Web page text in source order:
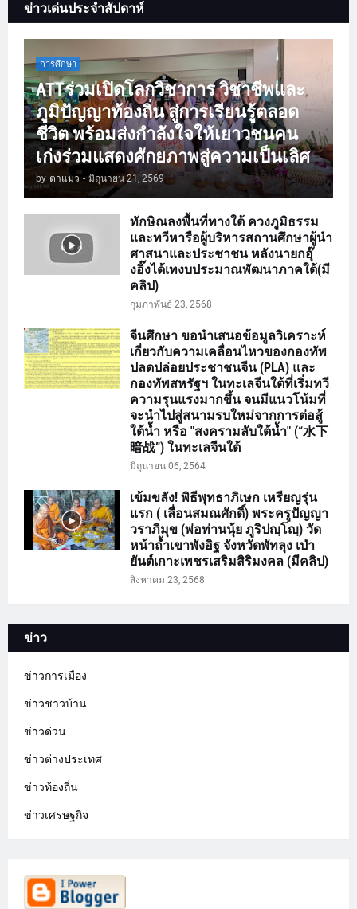
ข่าวเด่นประจำสัปดาห์
การศึกษา
ATTร่วมเปิดโลกวิชาการ วิชาชีพและ
ภูมิปัญญาท้องถิ่น สู่การเรียนรู้ตลอด
ชีวิต พร้อมส่งกำลังใจให้เยาวชนคน
เก่งร่วมแสดงศักยภาพสู่ความเป็นเลิศ
by ตาแมว - มิถุนายน 21, 2569
ทักษิณลงพื้นที่ทางใต้ ควงภูมิธรรม
และทวีหารือผู้บริหารสถานศึกษาผู้นำ
ศาสนาและประชาชน หลังนายกอุ๊
งอิ๊งได้เทงบประมาณพัฒนาภาคใต้(มี
คลิป)
กุมภาพันธ์ 23, 2568
จีนศึกษา ขอนำเสนอข้อมูลวิเคราะห์
เกี่ยวกับความเคลื่อนไหวของกองทัพ
ปลดปล่อยประชาชนจีน (PLA) และ
กองทัพสหรัฐฯ ในทะเลจีนใต้ที่เริ่มทวี
ความรุนแรงมากขึ้น จนมีแนวโน้มที่
จะนำไปสู่สนามรบใหม่จากการต่อสู้
ใต้น้ำ หรือ "สงครามลับใต้น้ำ" (“水下
暗战”) ในทะเลจีนใต้
มิถุนายน 06, 2564
เข้มขลัง! พิธีพุทธาภิเษก เหรียญรุ่น
แรก ( เลื่อนสมณศักดิ์) พระครูปัญญา
วราภิมุข (พ่อท่านนุ้ย ภูริปญฺโญฺ) วัด
หน้าถ้ำเขาพังอิฐ จังหวัดพัทลุง เป่า
ยันต์เกาะเพชรเสริมสิริมงคล (มีคลิป)
สิงหาคม 23, 2568
ข่าว
ข่าวการเมือง
ข่าวชาวบ้าน
ข่าวด่วน
ข่าวต่างประเทศ
ข่าวท้องถิ่น
ข่าวเศรษฐกิจ